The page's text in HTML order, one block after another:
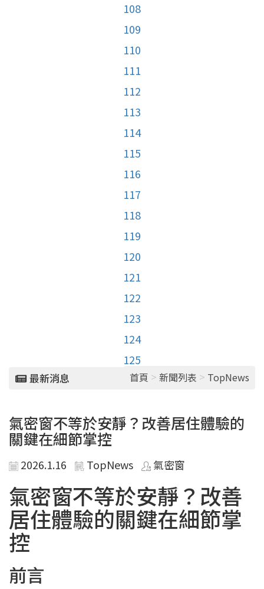
108
109
110
111
112
113
114
115
116
117
118
119
120
121
122
123
124
125
最新消息 首頁 > 新聞列表 > TopNews
氣密窗不等於安靜？改善居住體驗的
關鍵在細節掌控
2026.1.16 TopNews 氣密窗
氣密窗不等於安靜？改善
居住體驗的關鍵在細節掌
控
前言